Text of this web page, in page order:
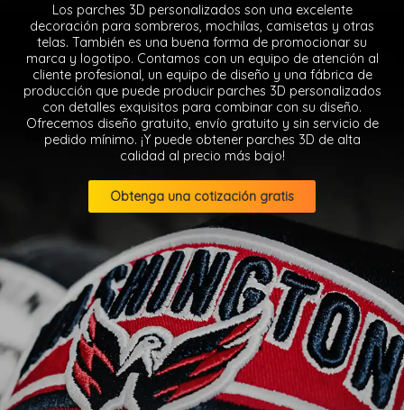
Los parches 3D personalizados son una excelente
decoración para sombreros, mochilas, camisetas y otras
telas. También es una buena forma de promocionar su
marca y logotipo. Contamos con un equipo de atención al
cliente profesional, un equipo de diseño y una fábrica de
producción que puede producir parches 3D personalizados
con detalles exquisitos para combinar con su diseño.
Ofrecemos diseño gratuito, envío gratuito y sin servicio de
pedido mínimo. ¡Y puede obtener parches 3D de alta
calidad al precio más bajo!
Obtenga una cotización gratis